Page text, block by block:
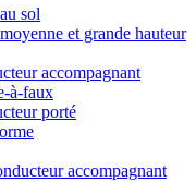
sol
et grande hauteur
accompagnant
à-faux
porté
accompagnant